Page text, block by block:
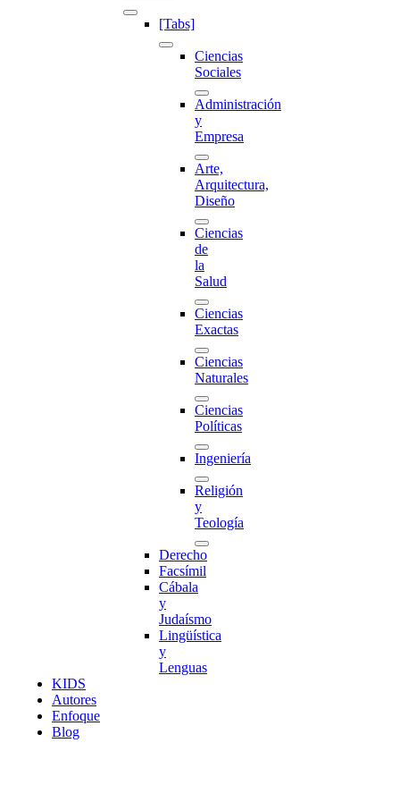
[Tabs]
Ciencias
Sociales
Administración
y
Empresa
Arte,
Arquitectura,
Diseño
Ciencias
de
la
Salud
Ciencias
Exactas
Ciencias
Naturales
Ciencias
Políticas
Ingeniería
Religión
y
Teología
Derecho
Facsímil
Cábala
y
Judaísmo
Lingüística
y
Lenguas
KIDS
Autores
Enfoque
Blog